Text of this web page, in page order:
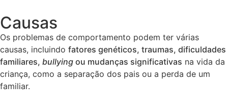
Causas
Os problemas de comportamento podem ter várias
causas, incluindo fatores genéticos, traumas, dificuldades
familiares, bullying ou mudanças significativas na vida da
criança, como a separação dos pais ou a perda de um
familiar.